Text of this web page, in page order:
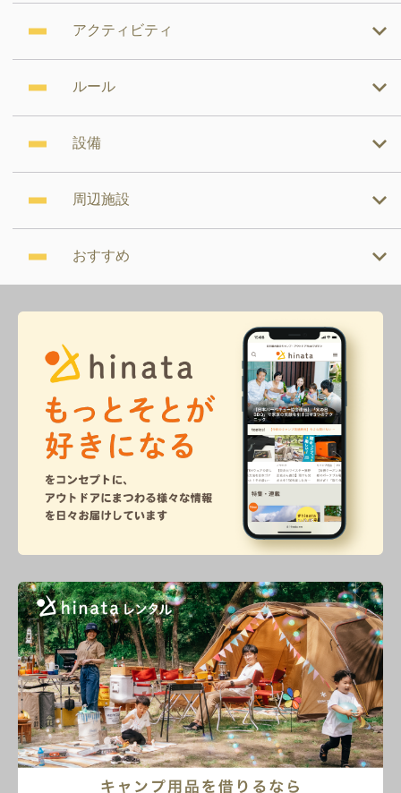
アクティビティ
ルール
設備
周辺施設
おすすめ